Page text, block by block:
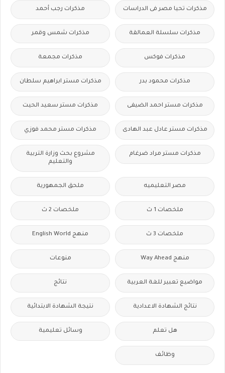
مذكرات تحيا مصر فى الدراسات مذكرات رجب أحمد
مذكرات سلسلة العمالقة مذكرات شمس وقمر
مذكرات فوكس مذكرات مجمعة
مذكرات محمود بدر مذكرات مستر ابراهيم سلطان
مذكرات مستر احمد الضيفى مذكرات مستر سعيد الحيت
مذكرات مستر عادل عبد الهادى مذكرات مستر محمد فوزي
مذكرات مستر مراد ضرغام
مشروع بحث وزارة التربية
والتعليم
مصر التعليميه ملحق الجمهورية
ملخصات 1 ث ملخصات 2 ث
ملخصات 3 ث منهج English World
منهج Way Ahead منوعات
مواضيع تعبير للغة العربية نتائج
نتائج الشهادة الاعدادية نتيجة الشهادة الابتدائية
هل تعلم وسائل تعليمية
وظائف